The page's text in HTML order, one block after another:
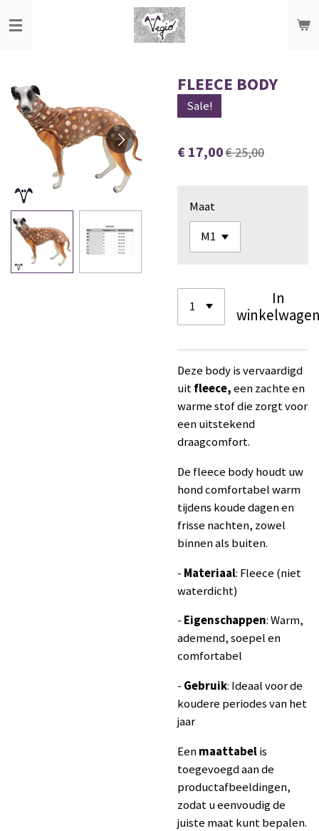
direct
hoofdinhoud
FLEECE BODY
Sale!
€ 17,00€ 25,00
Maat
In
Deze body is vervaardigd
uitfleece,een zachte en
warme stof die zorgt voor
een uitstekend
draagcomfort.
De fleece body houdt uw
hond comfortabel warm
tijdens koude dagen en
frisse nachten, zowel
binnen als buiten.
- Materiaal: Fleece (niet
waterdicht)
- Eigenschappen: Warm,
ademend, soepel en
comfortabel
- Gebruik: Ideaal voor de
koudere periodes van het
jaar
Eenmaattabelis
toegevoegd aan de
productafbeeldingen,
zodat u eenvoudig de
juiste maat kunt bepalen.